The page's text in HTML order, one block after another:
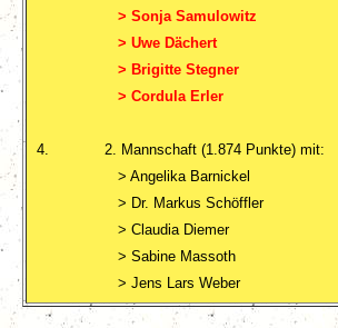
> Sonja Samulowitz
> Uwe Dächert
> Brigitte Stegner
> Cordula Erler
4.
2. Mannschaft (1.874 Punkte) mit:
> Angelika Barnickel
> Dr. Markus Schöffler
> Claudia Diemer
> Sabine Massoth
> Jens Lars Weber